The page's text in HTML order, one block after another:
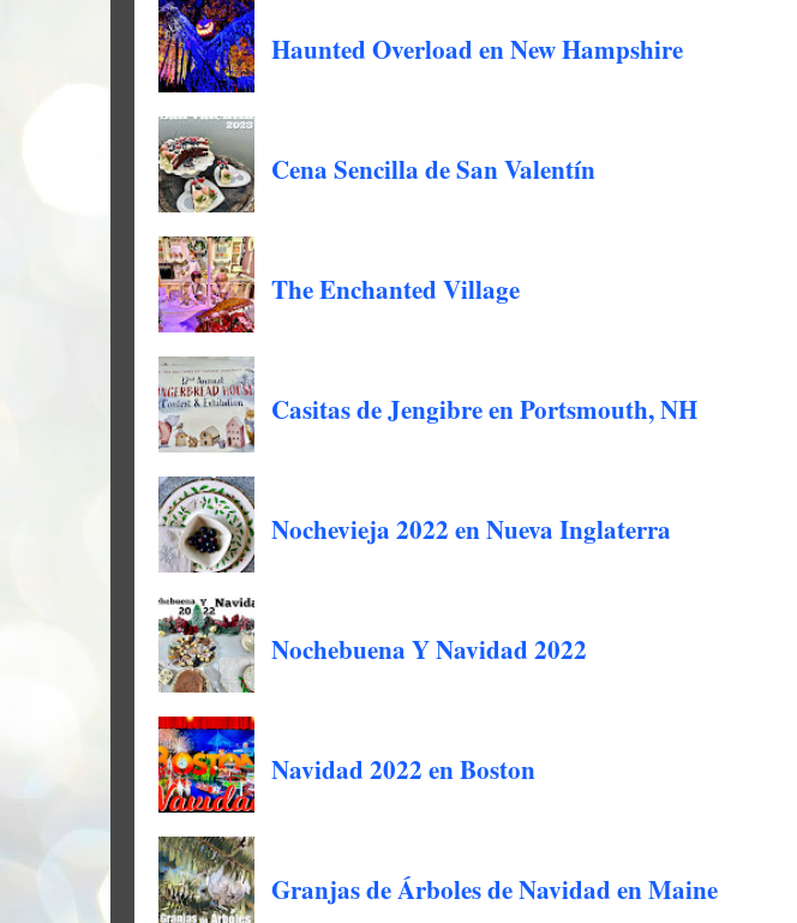
Haunted Overload en New Hampshire
Cena Sencilla de San Valentín
The Enchanted Village
Casitas de Jengibre en Portsmouth, NH
Nochevieja 2022 en Nueva Inglaterra
Nochebuena Y Navidad 2022
Navidad 2022 en Boston
Granjas de Árboles de Navidad en Maine